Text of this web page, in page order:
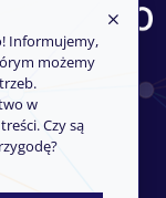
Informujemy,
możemy
w
Czy są